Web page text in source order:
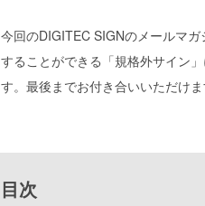
今回のDIGITEC SIGNのメールマ
することができる「規格外サイン
す。最後までお付き合いいただけま
目次